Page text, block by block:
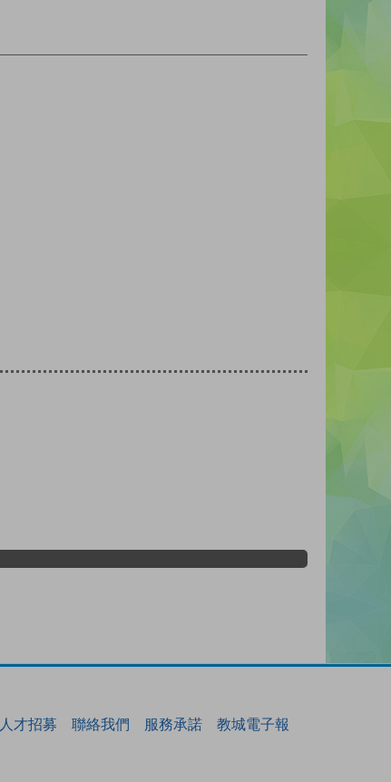
人才招募 聯絡我們 服務承諾 教城電子報